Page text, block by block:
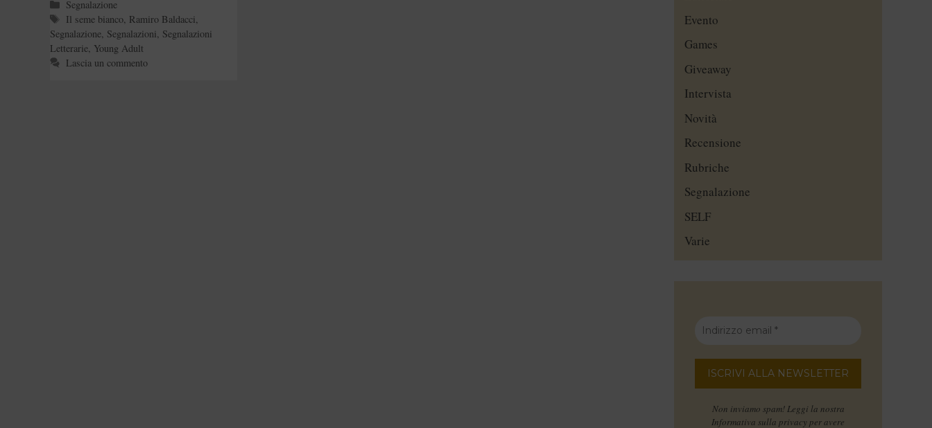
Categorie
Segnalazione
Tag
Il seme bianco, Ramiro Baldacci,
Segnalazione, Segnalazioni, Segnalazioni
Letterarie, Young Adult
Lascia un commento
Evento
Games
Giveaway
Intervista
Novità
Recensione
Rubriche
Segnalazione
SELF
Varie
Non inviamo spam! Leggi la nostra
Informativa sulla privacy per avere